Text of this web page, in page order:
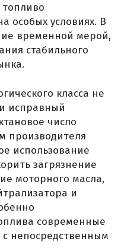
топливо
особых условиях. В
временной мерой,
стабильного
класса не
исправный
число
производителя
использование
загрязнение
моторного масла,
и
современные
непосредственным